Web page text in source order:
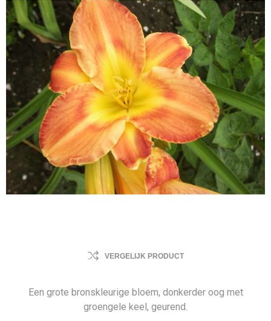
VERGELIJK PRODUCT
Een grote bronskleurige bloem, donkerder oog met
groengele keel, geurend.